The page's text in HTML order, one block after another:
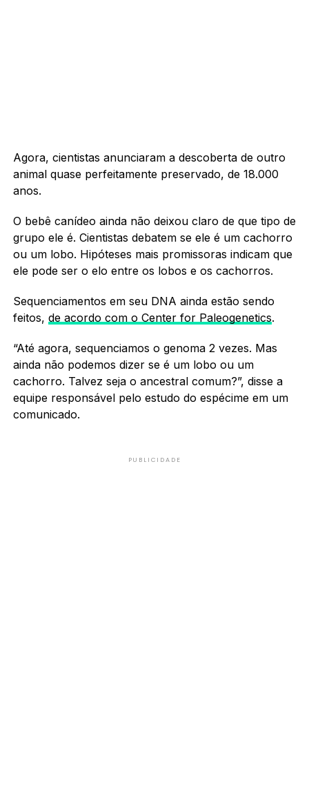
Agora, cientistas anunciaram a descoberta de outro
animal quase perfeitamente preservado, de 18.000
anos.
O bebê canídeo ainda não deixou claro de que tipo de
grupo ele é. Cientistas debatem se ele é um cachorro
ou um lobo. Hipóteses mais promissoras indicam que
ele pode ser o elo entre os lobos e os cachorros.
Sequenciamentos em seu DNA ainda estão sendo
feitos, de acordo com o Center for Paleogenetics.
“Até agora, sequenciamos o genoma 2 vezes. Mas
ainda não podemos dizer se é um lobo ou um
cachorro. Talvez seja o ancestral comum?”, disse a
equipe responsável pelo estudo do espécime em um
comunicado.
PUBLICIDADE